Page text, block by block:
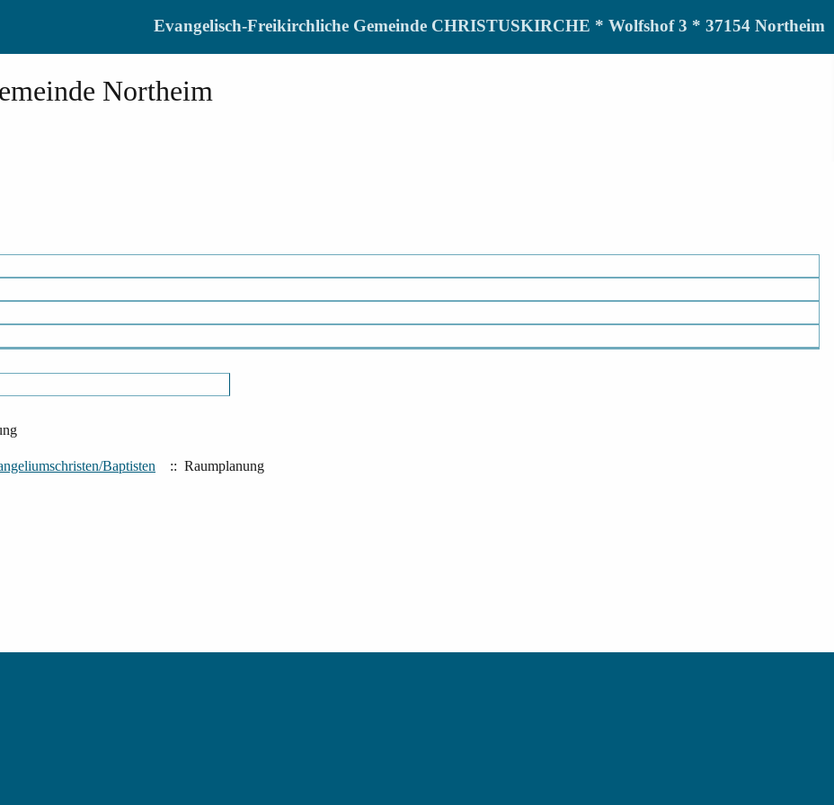
Evangelisch-Freikirchliche Gemeinde CHRISTUSKIRCHE * Wolfshof 3 * 37154 Northeim
Baptisten :: Raumplanung